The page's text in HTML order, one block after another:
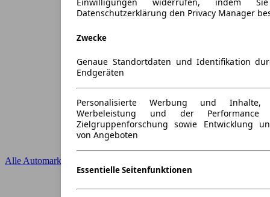
Alle Automarken
Einwilligungen widerrufen, indem
Datenschutzerklärung den Privacy Manager
Zwecke
Genaue Standortdaten und Identifikation
Endgeräten
Personalisierte Werbung und Inhalte,
Werbeleistung und der
Zielgruppenforschung sowie Entwicklung
von Angeboten
Essentielle Seitenfunktionen